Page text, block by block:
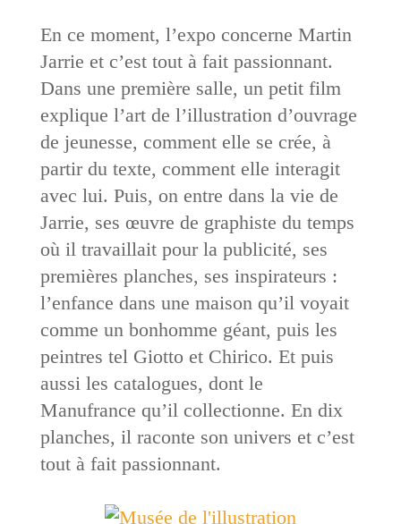
En ce moment, l’expo concerne Martin
Jarrie et c’est tout à fait passionnant.
Dans une première salle, un petit film
explique l’art de l’illustration d’ouvrage
de jeunesse, comment elle se crée, à
partir du texte, comment elle interagit
avec lui. Puis, on entre dans la vie de
Jarrie, ses œuvre de graphiste du temps
où il travaillait pour la publicité, ses
premières planches, ses inspirateurs :
l’enfance dans une maison qu’il voyait
comme un bonhomme géant, puis les
peintres tel Giotto et Chirico. Et puis
aussi les catalogues, dont le
Manufrance qu’il collectionne. En dix
planches, il raconte son univers et c’est
tout à fait passionnant.